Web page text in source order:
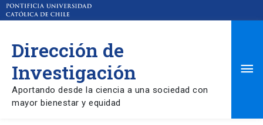
Dirección de
Investigación
Aportando desde la ciencia a una sociedad con
mayor bienestar y equidad